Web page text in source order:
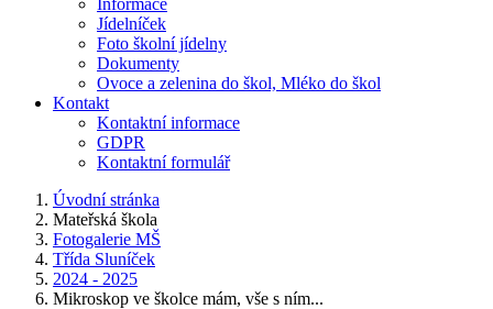
Informace
Jídelníček
Foto školní jídelny
Dokumenty
Ovoce a zelenina do škol, Mléko do škol
Kontakt
Kontaktní informace
GDPR
Kontaktní formulář
Úvodní stránka
Mateřská škola
Fotogalerie MŠ
Třída Sluníček
2024 - 2025
Mikroskop ve školce mám, vše s ním...